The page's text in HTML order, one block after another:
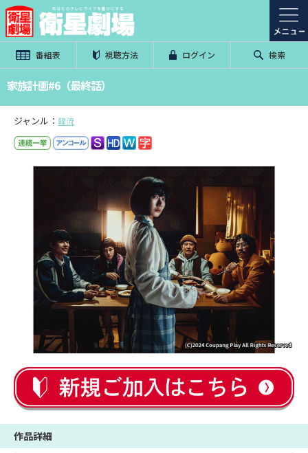
番組表 視聴方法 ログイン 検索
家族計画#6（最終話）
ジャンル： 韓流
作品詳細